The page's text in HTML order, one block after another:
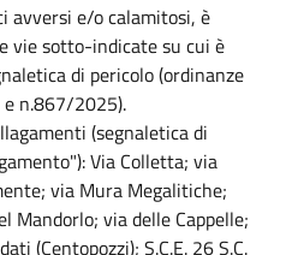
avversi e/o calamitosi, è
vie sotto-indicate su cui è
di pericolo (ordinanze
n.867/2025).
(segnaletica di
Via Colletta; via
via Mura Megalitiche;
Mandorlo; via delle Cappelle;
(Centopozzi); S.C.E. 26 S.C.